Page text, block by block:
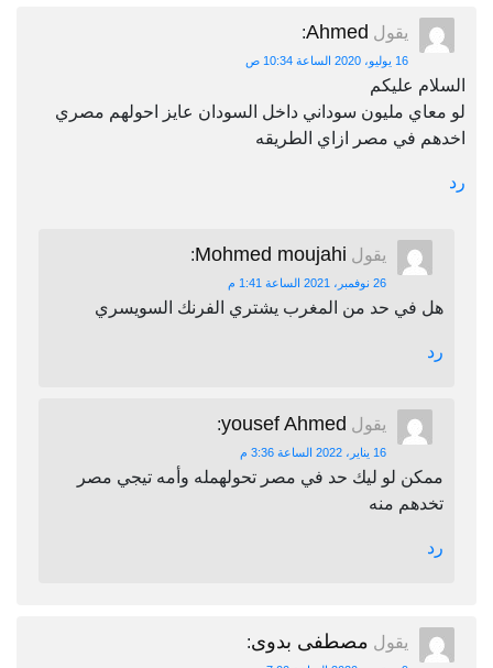
يقول Ahmed
:
16 يوليو، 2020 الساعة 10:34 ص
السلام عليكم
لو معاي مليون سوداني داخل السودان عايز احولهم مصري
اخدهم في مصر ازاي الطريقه
رد
يقول Mohmed moujahi
:
26 نوفمبر، 2021 الساعة 1:41 م
هل في حد من المغرب يشتري الفرنك السويسري
رد
يقول yousef Ahmed
:
16 يناير، 2022 الساعة 3:36 م
ممكن لو ليك حد في مصر تحولهمله وأمه تيجي مصر
تخدهم منه
رد
يقول مصطفى بدوى: